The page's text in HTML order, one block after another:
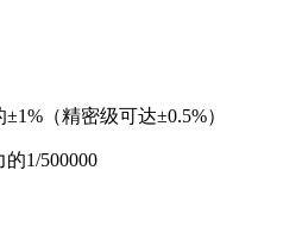
（精密级可达±0.5%）
1/500000